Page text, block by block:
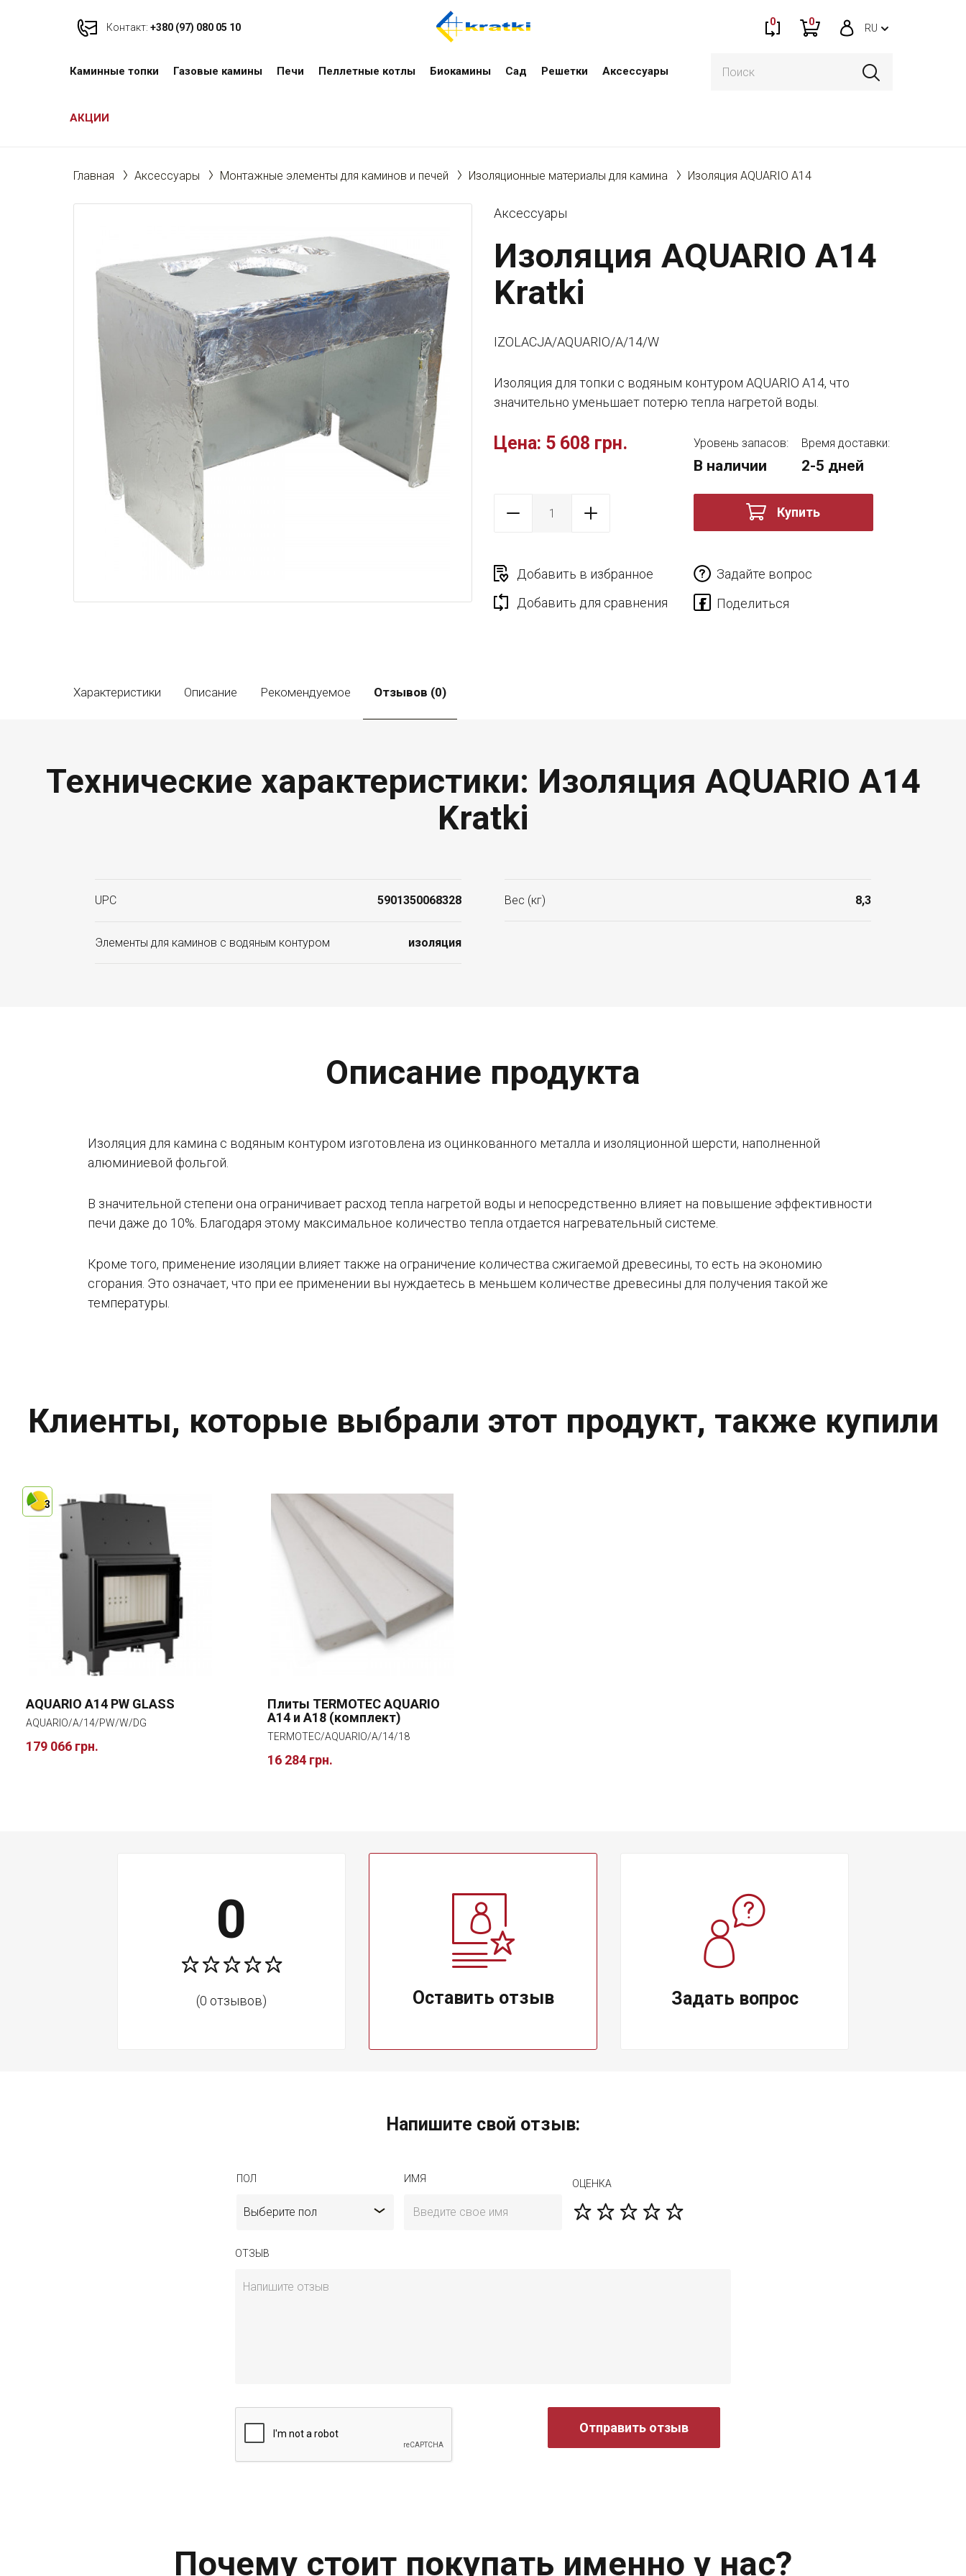
Контакт: +380 (97) 080 05 10 0 0
RU
Каминные топки Газовые камины Печи Пеллетные котлы Биокамины Сад Решетки Аксессуары
АКЦИИ
Главная Аксессуары Монтажные элементы для каминов и печей Изоляционные материалы для камина Изоляция AQUARIO A14
Аксессуары
Изоляция AQUARIO A14
Kratki
IZOLACJA/AQUARIO/A/14/W
Изоляция для топки с водяным контуром AQUARIO А14, что
значительно уменьшает потерю тепла нагретой воды.
Цена: 5 608 грн. Уровень запасов:
В наличии
Время доставки:
2-5 дней
Купить
Добавить в избранное
Задайте вопрос
Добавить для сравнения
Характеристики Описание Рекомендуемое Отзывов (0)
Технические характеристики: Изоляция AQUARIO A14
Kratki
UPC 5901350068328 Вес (кг) 8,3
Элементы для каминов с водяным контуром изоляция
Описание продукта
Изоляция для камина с водяным контуром изготовлена из оцинкованного металла и изоляционной шерсти, наполненной
алюминиевой фольгой.
В значительной степени она ограничивает расход тепла нагретой воды и непосредственно влияет на повышение эффективности
печи даже до 10%. Благодаря этому максимальное количество тепла отдается нагревательный системе.
Кроме того, применение изоляции влияет также на ограничение количества сжигаемой древесины, то есть на экономию
сгорания. Это означает, что при ее применении вы нуждаетесь в меньшем количестве древесины для получения такой же
температуры.
Клиенты, которые выбрали этот продукт, также купили
3
AQUARIO A14 PW GLASS
AQUARIO/A/14/PW/W/DG
179 066 грн.
Плиты TERMOTEC AQUARIO
A14 и A18 (комплект)
TERMOTEC/AQUARIO/A/14/18
16 284 грн.
0
(0 отзывов) Оставить отзыв Задать вопрос
Напишите свой отзыв:
ПОЛ
Выберите пол
ИМЯ ОЦЕНКА
ОТЗЫВ
Отправить отзыв
Почему стоит покупать именно у нас?